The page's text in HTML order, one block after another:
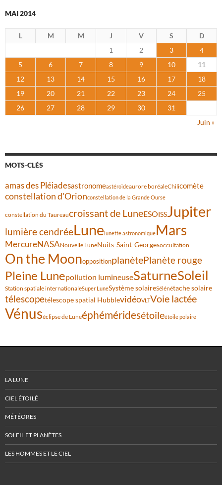
MAI 2014
L M M J V S
D
1
2 3
4
5
6 7 8 9 10
11
12
13 14 15 16 17
18
19
20 21 22 23 24
25
26
27 28 29 30
31
Juin »
MOTS-CLÉS
amas des Pléiadesastronomeastéroïdeaurore boréaleChilicomète
constellation d'Orionconstellation de la Grande Ourse
constellation du Taureaucroissant de LuneESOISSJupiter
lumière cendréeLune lunette astronomiqueMars
MercureNASANouvelle LuneNuits-Saint-Georgesoccultation
On the MoonoppositionplanètePlanète rouge
Pleine Lunepollution lumineuseSaturneSoleil
Station spatiale internationaleSuper LuneSystème solaireSélénétache solaire
télescopetélescope spatial HubblevidéoVLTVoie lactée
Vénuséclipse de Luneéphéméridesétoileétoile polaire
LA LUNE
CIEL ÉTOILÉ
MÉTÉORES
SOLEIL ET PLANÈTES
LES HOMMES ET LE CIEL